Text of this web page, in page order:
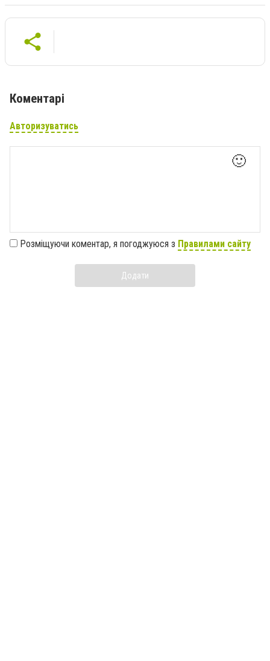
Коментарі
Авторизуватись
🙂
Розміщуючи коментар, я погоджуюся з Правилами сайту
Додати